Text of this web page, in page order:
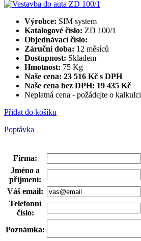
Výrobce: SIM system
Katalogové číslo: ZD 100/1
Objednávací číslo:
Záruční doba: 12 měsíců
Dostupnost: Skladem
Hmotnost: 75 Kg
Naše cena: 23 516 Kč s DPH
Naše cena bez DPH: 19 435 Kč
Neplatná cena - požádejte o kalkulci
Přidat do košíku
Poptávka
Firma:
Jméno a
příjmení:
Váš email:
Telefonní
číslo:
Poznámka: